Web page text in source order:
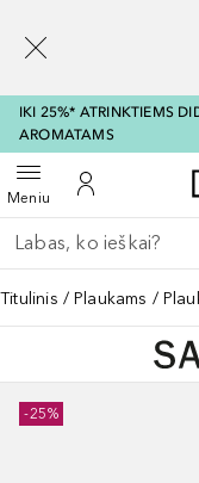
IKI 25%* ATRINKTIEMS
AROMATAMS
MeniuAtidaryti meniu
Į mano
Grįžk atgal
Vykdykite paiešką
Titulinis Plaukams
-25%